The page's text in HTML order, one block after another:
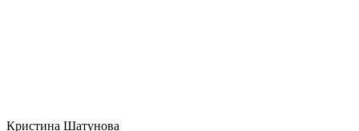
Кристина Шатунова